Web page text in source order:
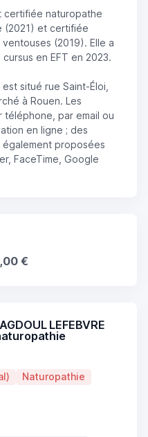
certifiée naturopathe
(2021) et certifiée
(2019). Elle a
en EFT en 2023.
situé rue Saint-Éloi,
à Rouen. Les
par email ou
en ligne ; des
proposées
FaceTime, Google
€
LEFEBVRE
Naturopathie